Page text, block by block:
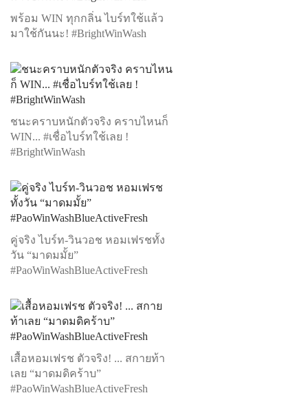
พร้อม WIN ทุกกลิ่น ไบร์ทใช้แล้ว
มาใช้กันนะ! #BrightWinWash
ชนะคราบหนักตัวจริง คราบไหนก็
WIN... #เชื่อไบร์ทใช้เลย !
#BrightWinWash
คู่จริง ไบร์ท-วินวอช หอมเฟรชทั้ง
วัน “มาดมมั้ย”
#PaoWinWashBlueActiveFresh
เสื้อหอมเฟรช ตัวจริง! ... สกายท้า
เลย “มาดมดิคร้าบ”
#PaoWinWashBlueActiveFresh